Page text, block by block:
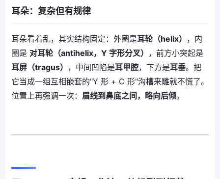
耳朵：复杂但有规律
耳朵看着乱，其实结构固定：外圈是耳轮（helix） ，内
圈是 对耳轮（antihelix，Y 字形分叉） ，前方小突起是
耳屏（tragus） ，中间凹陷是耳甲腔，下方是耳垂。把
它当成一组互相嵌套的"Y 形 + C 形"沟槽来雕就不慌了。
位置上再强调一次： 眉线到鼻底之间，略向后倾。